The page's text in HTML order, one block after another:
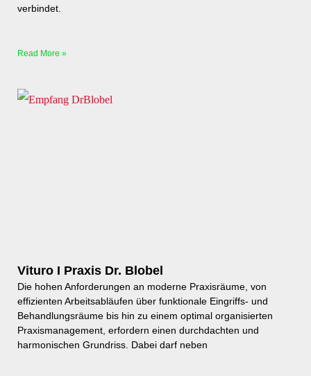
verbindet.
Read More »
Vituro I Praxis Dr. Blobel
Die hohen Anforderungen an moderne Praxisräume, von
effizienten Arbeitsabläufen über funktionale Eingriffs- und
Behandlungsräume bis hin zu einem optimal organisierten
Praxismanagement, erfordern einen durchdachten und
harmonischen Grundriss. Dabei darf neben